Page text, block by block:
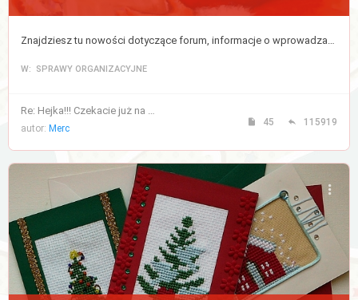
Znajdziesz tu nowości dotyczące forum, informacje o wprowadzanych zmianach, a także regulamin forum.
W: SPRAWY ORGANIZACYJNE
Re: Hejka!!! Czekacie już na …
autor: Merc
45 115919